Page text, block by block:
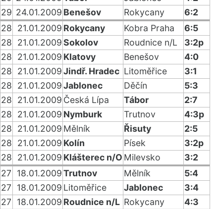
29 24.01.2009 Benešov Rokycany
6:2
28
21.01.2009 Rokycany Kobra Praha
6:5
28
21.01.2009Sokolov Roudnice n/L
3:2p
28
21.01.2009 Klatovy Benešov
4:0
28
21.01.2009Jindř. Hradec Litoměřice
3:1
28
21.01.2009Jablonec Děčín
5:3
28
21.01.2009 Česká Lípa Tábor
2:7
28
21.01.2009 Nymburk Trutnov
4:3p
28
21.01.2009 Mělník Řisuty
2:5
28
21.01.2009 Kolín Písek
3:2p
28
21.01.2009 Klášterec n/O Milevsko
3:2
27
18.01.2009Trutnov Mělník
5:4
27
18.01.2009 Litoměřice Jablonec
3:4
27
18.01.2009 Roudnice n/L Rokycany
4:3